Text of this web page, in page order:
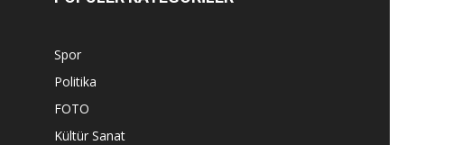
Spor
Politika
FOTO
Kültür Sanat